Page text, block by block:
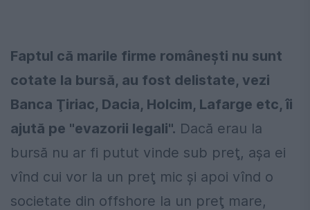
Faptul că marile firme româneşti nu sunt
cotate la bursă, au fost delistate, vezi
Banca Ţiriac, Dacia, Holcim, Lafarge etc, îi
ajută pe "evazorii legali". Dacă erau la
bursă nu ar fi putut vinde sub preţ, aşa ei
vînd cui vor la un preţ mic şi apoi vînd o
societate din offshore la un preţ mare,